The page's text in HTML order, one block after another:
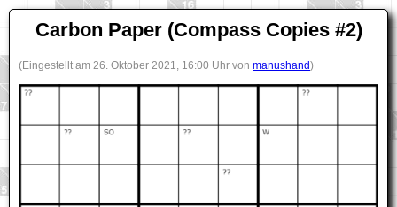
Carbon Paper (Compass Copies #2)
(Eingestellt am 26. Oktober 2021, 16:00 Uhr von manushand)